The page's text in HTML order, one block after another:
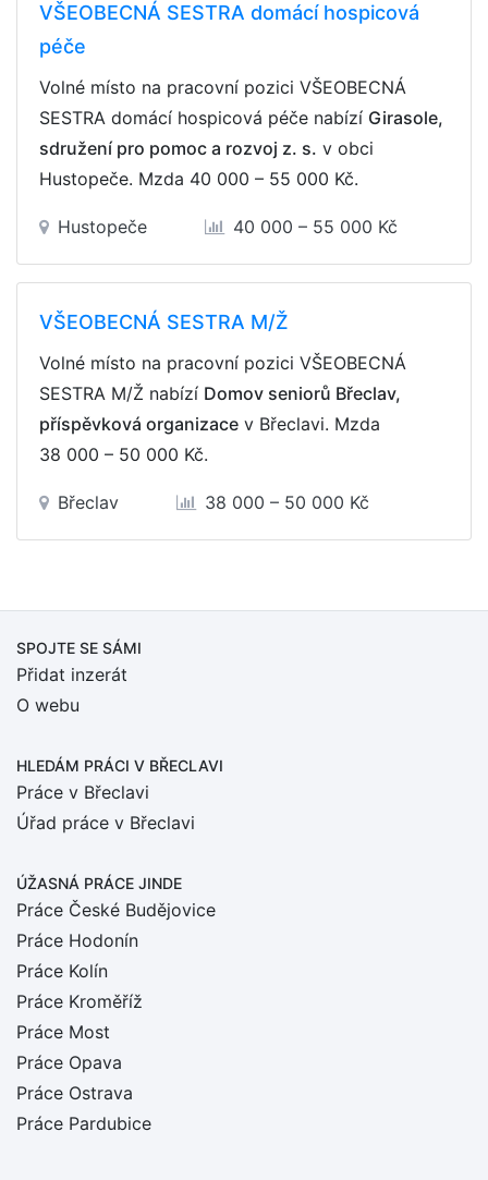
VŠEOBECNÁ SESTRA domácí hospicová
péče
Volné místo na pracovní pozici VŠEOBECNÁ
SESTRA domácí hospicová péče nabízí Girasole,
sdružení pro pomoc a rozvoj z. s. v obci
Hustopeče. Mzda 40 000 – 55 000 Kč.
Hustopeče 40 000 – 55 000 Kč
VŠEOBECNÁ SESTRA M/Ž
Volné místo na pracovní pozici VŠEOBECNÁ
SESTRA M/Ž nabízí Domov seniorů Břeclav,
příspěvková organizace v Břeclavi. Mzda
38 000 – 50 000 Kč.
Břeclav 38 000 – 50 000 Kč
SPOJTE SE SÁMI
Přidat inzerát
O webu
HLEDÁM PRÁCI V BŘECLAVI
Práce v Břeclavi
Úřad práce v Břeclavi
ÚŽASNÁ PRÁCE JINDE
Práce České Budějovice
Práce Hodonín
Práce Kolín
Práce Kroměříž
Práce Most
Práce Opava
Práce Ostrava
Práce Pardubice